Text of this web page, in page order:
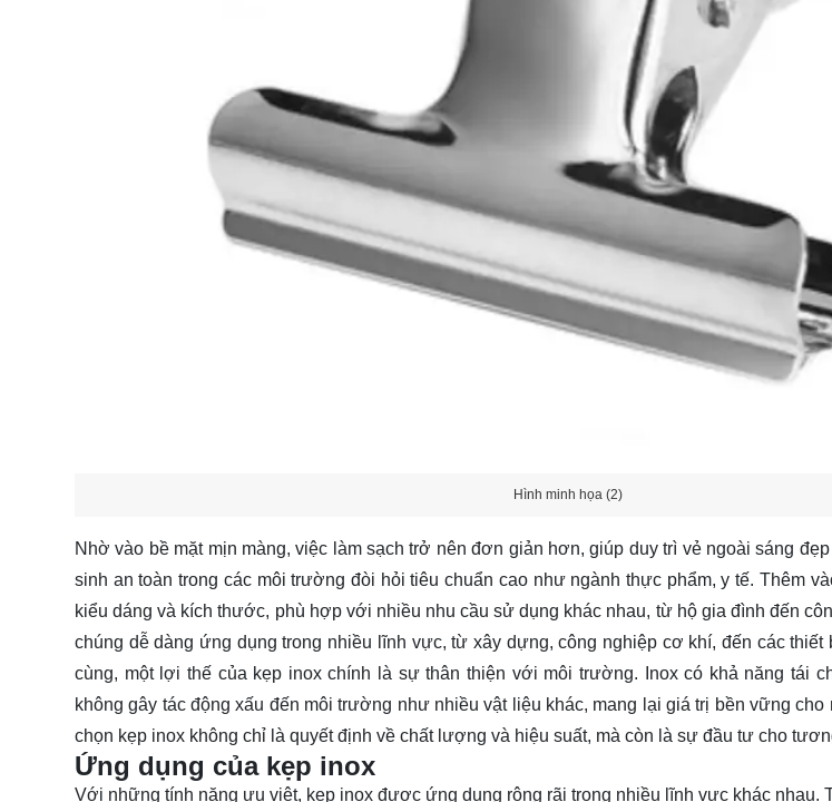
Hình minh họa (2)
Nhờ vào bề mặt mịn màng, việc làm sạch trở nên đơn giản hơn, giúp duy trì vẻ ngoài sáng
sinh an toàn trong các môi trường đòi hỏi tiêu chuẩn cao như ngành thực phẩm, y tế. Thêm
kiểu dáng và kích thước, phù hợp với nhiều nhu cầu sử dụng khác nhau, từ hộ gia đình đến
chúng dễ dàng ứng dụng trong nhiều lĩnh vực, từ xây dựng, công nghiệp cơ khí, đến các
cùng, một lợi thế của kẹp inox chính là sự thân thiện với môi trường. Inox có khả năng tái
không gây tác động xấu đến môi trường như nhiều vật liệu khác, mang lại giá trị bền vững
chọn kẹp inox không chỉ là quyết định về chất lượng và hiệu suất, mà còn là sự đầu tư cho
Ứng dụng của kẹp inox
Với những tính năng ưu việt, kẹp inox được ứng dụng rộng rãi trong nhiều lĩnh vực khác nhau.